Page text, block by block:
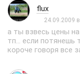
flux
24.09.2009
а ты взвесь цены
тп... если потянешь
короче говоря все